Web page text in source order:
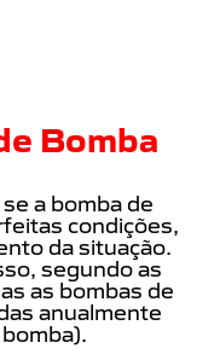
Bomba
a bomba de
condições,
da situação.
segundo as
as bombas de
anualmente